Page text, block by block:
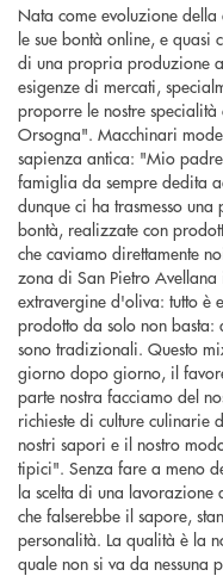
Nata come evoluzione
le sue bontà online, e quasi
di una propria produzione
esigenze di mercati,
proporre le nostre
Orsogna". Macchinari
sapienza antica: "Mio
famiglia da sempre dedita
dunque ci ha trasmesso
bontà, realizzate con
che caviamo direttamente
zona di San Pietro
extravergine d'oliva: tutto è
prodotto da solo non
sono tradizionali. Questo
giorno dopo giorno, il
parte nostra facciamo del
richieste di culture culinarie
nostri sapori e il nostro
tipici". Senza fare a meno
la scelta di una lavorazione
che falserebbe il sapore,
personalità. La qualità è la
quale non si va da nessuna